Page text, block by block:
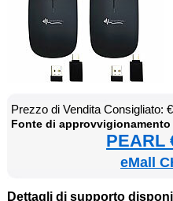
Prez­zo di Ven­di­ta Con­si­glia­to:
Fon­te di
PEARL
eMall
Det­ta­gli di sup­por­to